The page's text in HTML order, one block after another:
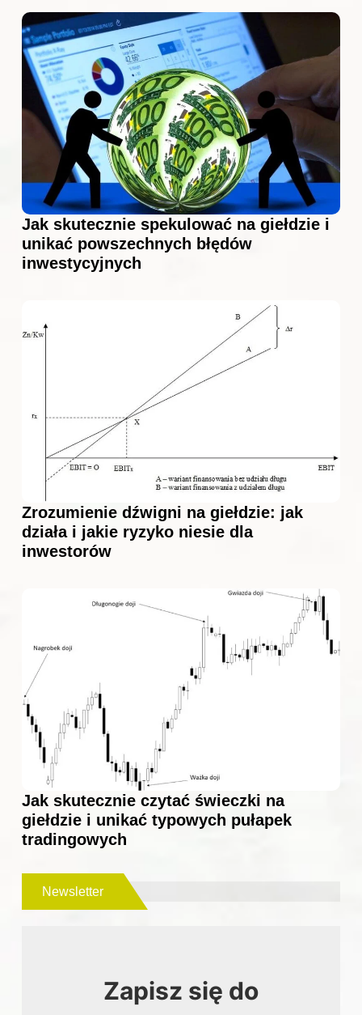
Jak skutecznie spekulować na giełdzie i
unikać powszechnych błędów
inwestycyjnych
Zrozumienie dźwigni na giełdzie: jak
działa i jakie ryzyko niesie dla
inwestorów
Jak skutecznie czytać świeczki na
giełdzie i unikać typowych pułapek
tradingowych
Newsletter
Zapisz się do